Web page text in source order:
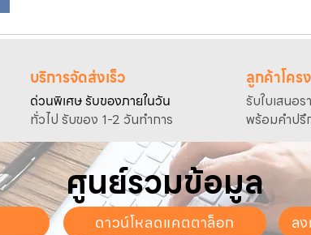
บริการจัดส่งเร็ว
ด่วนพิเศษ รับของภายในวัน
ทั่วไป รับของ 1-2 วันทำการ
ลูกค้าโคร
รับใบเสนอร
พร้อมคำปรึ
ศูนย์รวมข้อมูล
ดาวน์โหลดแคตตาล็อก ล